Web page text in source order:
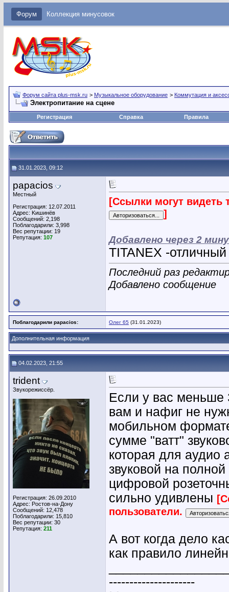
Форум Коллекция минусовок
Форум сайта plus-msk.ru > Музыкальное оборудование > Коммутация и
Электропитание на сцене
Регистрация Справка Правила
31.01.2023, 09:12
papacios
Местный
Регистрация: 12.07.2011
Адрес: Kишинёв
Сообщений: 2,198
Поблагодарили: 3,998
Вес репутации: 19
Репутация: 107
[Ссылки могут видеть
]
Добавлено через 2
TITANEX -
Последний раз
Добавлено сообщение
Поблагодарили papacios: Олег 65 (31.01.2023)
Дополнительная информация
04.02.2023, 21:55
trident
Звукорежиссёр.
Регистрация: 26.09.2010
Адрес: Ростов-на-Дону
Сообщений: 12,478
Поблагодарили: 15,810
Вес репутации: 30
Репутация: 211
Если у вас меньше
вам и нафиг не
мобильном
сумме "ватт"
которая для аудио
звуковой на
цифровой
сильно удивлены
пользователи.
А вот когда дело
как правило
---------------------